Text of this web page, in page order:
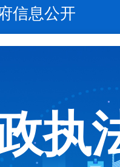
信息公开
执